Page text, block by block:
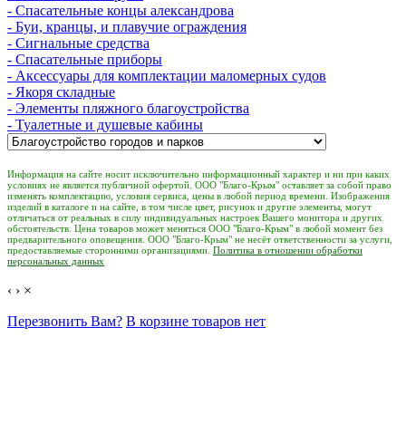
- Спасательные концы александрова
- Буи, кранцы, и плавучие ограждения
- Сигнальные средства
- Спасательные приборы
- Аксессуары для комплектации маломерных судов
- Якоря складные
- Элементы пляжного благоустройства
- Туалетные и душевые кабины
Информация на сайте носит исключительно информационный характер и ни при каких
условиях не является публичной офертой. ООО "Благо-Крым" оставляет за собой право
изменять комплектацию, условия сервиса, цены в любой период времени. Изображения
изделий в каталоге и на сайте, в том числе цвет, рисунок и другие элементы, могут
отличаться от реальных в силу индивидуальных настроек Вашего монитора и других
обстоятельств. Цена товаров может меняться ООО "Благо-Крым" в любой момент без
предварительного оповещения. ООО "Благо-Крым" не несёт ответственности за услуги,
предоставляемые сторонними организациями. Политика в отношении обработки
персональных данных
‹ › ×
Перезвонить Вам? В корзине товаров нет